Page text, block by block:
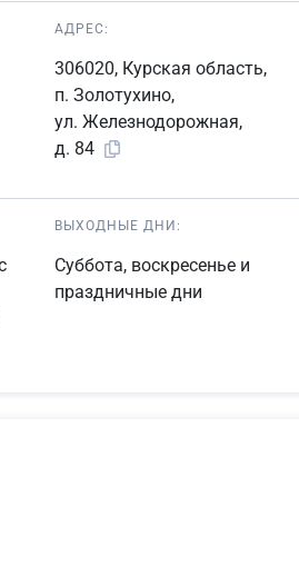
АДРЕС:
306020, Курская область,
п. Золотухино,
ул. Железнодорожная,
д. 84
ВЫХОДНЫЕ ДНИ:
Суббота, воскресенье и
праздничные дни